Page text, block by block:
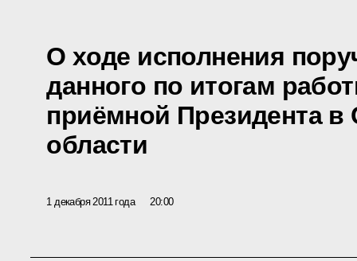
О ходе исполнения
данного по итогам
приёмной Президента в
области
1 декабря 2011 года 20:00